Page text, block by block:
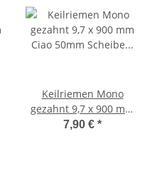
Keilriemen Mono
gezahnt 9,7 x 900 mm
Ciao 50mm Scheibe
7,90 € *